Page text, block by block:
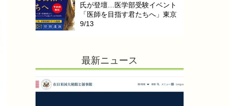
氏が登壇…医学部受験イベント
「医師を目指す君たちへ」東京
9/13
最新ニュース